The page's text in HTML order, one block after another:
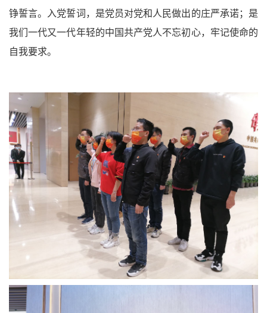
铮誓言。入党誓词，是党员对党和人民做出的庄严承诺；是
我们一代又一代年轻的中国共产党人不忘初心，牢记使命的
自我要求。